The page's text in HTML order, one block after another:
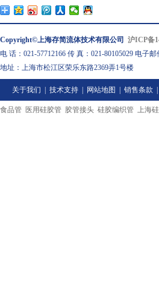
Copyright©上海存简流体技术有限公司 沪ICP备
电 话：021-57712166 传 真：021-80105029 电子邮
地址：上海市松江区荣乐东路2369弄1号楼
关于我们 技术支持 网站地图 销售条款
食品管 医用硅胶管 胶管接头 硅胶编织管 上海